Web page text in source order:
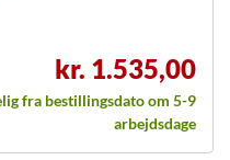
kr. 1.535,00
fra bestillingsdato om 5-9
arbejdsdage